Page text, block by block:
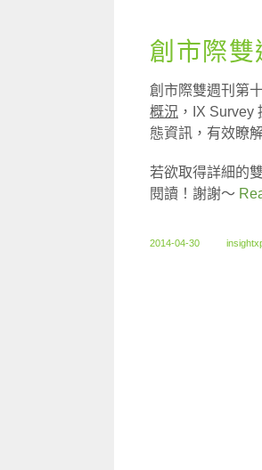
創市際
創市際雙週刊第
概況 ，IX
態資訊，有效瞭
若欲取得詳細的
閱讀！謝謝～
2014-04-30